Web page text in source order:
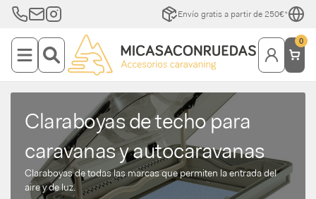
Envío gratis a partir de 250€*
0
Claraboyas de techo para
caravanas y autocaravanas
Claraboyas de todas las marcas que permiten la entrada del
aire y de luz.